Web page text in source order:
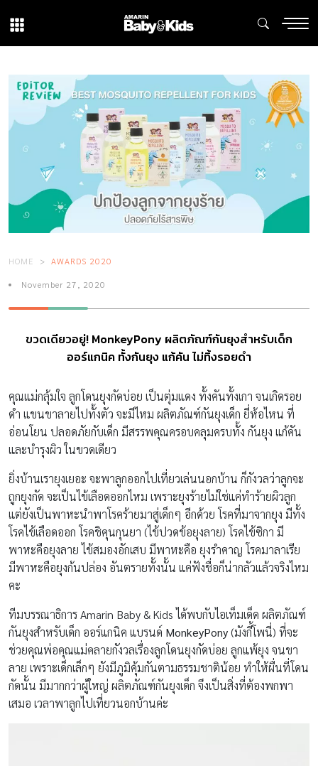
HOME AWARDS 2020
November 27, 2020
ขวดเดียวอยู่! MonkeyPony ผลิตภัณฑ์กันยุงสำหรับเด็ก
ออร์แกนิค ทั้งกันยุง แก้คัน ไม่ทิ้งรอยดำ
คุณแม่กลุ้มใจ ลูกโดนยุงกัดบ่อย เป็นตุ่มแดง ทั้งคันทั้งเกา จนเกิดรอย
ดำ แขนขาลายไปทั้งตัว จะมีไหม ผลิตภัณฑ์กันยุงเด็ก ยี่ห้อไหน ที่
อ่อนโยน ปลอดภัยกับเด็ก มีสรรพคุณครอบคลุมครบทั้ง กันยุง แก้คัน
และบำรุงผิว ในขวดเดียว
ยิ่งบ้านเรายุงเยอะ จะพาลูกออกไปเที่ยวเล่นนอกบ้าน ก็กังวลว่าลูกจะ
ถูกยุงกัด จะเป็นไข้เลือดออกไหม เพราะยุงร้ายไม่ใช่แค่ทำร้ายผิวลูก
แต่ยังเป็นพาหะนำพาโรคร้ายมาสู่เด็กๆ อีกด้วย โรคที่มาจากยุง มีทั้ง
โรคไข้เลือดออก โรคชิคุนกุนยา (ไข้ปวดข้อยุงลาย) โรคไข้ซิกา มี
พาหะคือยุงลาย ไข้สมองอักเสบ มีพาหะคือ ยุงรำคาญ โรคมาลาเรีย
มีพาหะคือยุงก้นปล่อง อันตรายทั้งนั้น แค่ฟังชื่อก็น่ากลัวแล้วจริงไหม
คะ
ทีมบรรณาธิการ Amarin Baby & Kids ได้พบกับไอเท็มเด็ด ผลิตภัณฑ์
กันยุงสำหรับเด็ก ออร์แกนิค แบรนด์ MonkeyPony(มังกี้โพนี่) ที่จะ
ช่วยคุณพ่อคุณแม่คลายกังวลเรื่องลูกโดนยุงกัดบ่อย ลูกแพ้ยุง จนขา
ลาย เพราะเด็กเล็กๆ ยังมีภูมิคุ้มกันตามธรรมชาติน้อย ทำให้ผื่นที่โดน
กัดนั้น มีมากกว่าผู้ใหญ่ ผลิตภัณฑ์กันยุงเด็ก จึงเป็นสิ่งที่ต้องพกพา
เสมอ เวลาพาลูกไปเที่ยวนอกบ้านค่ะ